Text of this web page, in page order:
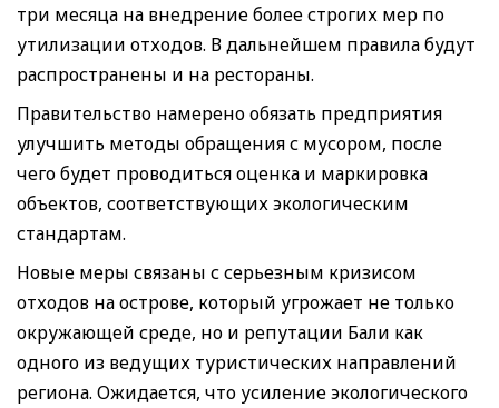
три месяца на внедрение более строгих мер по
утилизации отходов. В дальнейшем правила будут
распространены и на рестораны.
Правительство намерено обязать предприятия
улучшить методы обращения с мусором, после
чего будет проводиться оценка и маркировка
объектов, соответствующих экологическим
стандартам.
Новые меры связаны с серьезным кризисом
отходов на острове, который угрожает не только
окружающей среде, но и репутации Бали как
одного из ведущих туристических направлений
региона. Ожидается, что усиление экологического